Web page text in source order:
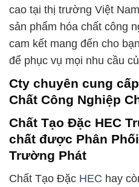
cao tại thị trường Việt
sản phẩm hóa chất công
cam kết mang đến cho
để phục vụ mọi nhu cầu
Cty chuyên cung
Chất Công Nghiệp
Chất Tạo Đặc HEC
chất được Phân
Trường Phát
Chất Tạo Đặc HEC hay